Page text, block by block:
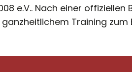
e.V.. Nach einer offiziellen
Training zum